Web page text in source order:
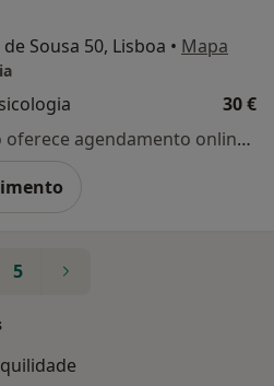
Sousa 50, Lisboa • Mapa
30 €
Esse especialista não oferece agendamento online para esse endereço.
5